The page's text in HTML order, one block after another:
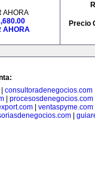
AHORA
AHORA
Precio
consultoradenegocios.com
procesosdenegocios.com
| ventaspyme.com
|